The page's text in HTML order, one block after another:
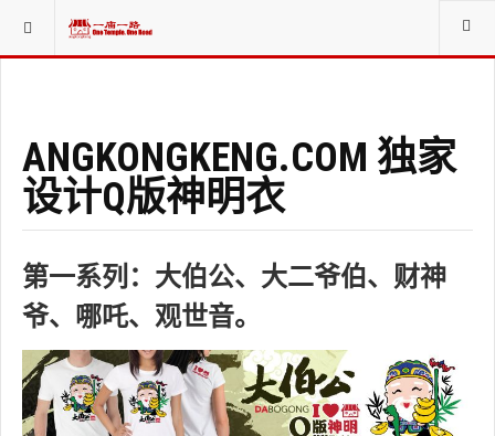
当前位置： 加入JOIN ANGKONGKENG.COM
ANGKONGKENG.COM 独家
设计Q版神明衣
第一系列：大伯公、大二爷伯、财神
爷、哪吒、观世音。